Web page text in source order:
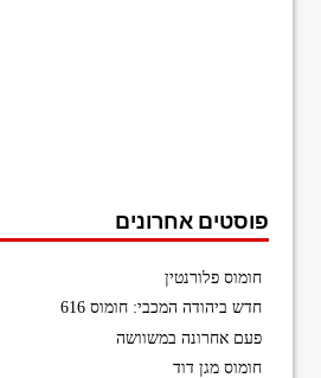
פוסטים אחרונים
חומוס פלורנטין
חדש ביהודה המכבי: חומוס 616
פעם אחרונה במשוושה
חומוס מגן דוד